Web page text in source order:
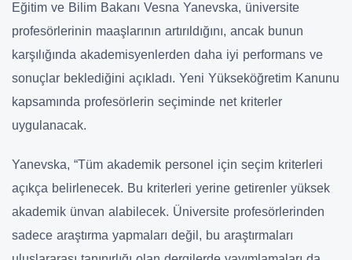
Eğitim ve Bilim Bakanı Vesna Yanevska, üniversite
profesörlerinin maaşlarının artırıldığını, ancak bunun
karşılığında akademisyenlerden daha iyi performans ve
sonuçlar beklediğini açıkladı. Yeni Yükseköğretim Kanunu
kapsamında profesörlerin seçiminde net kriterler
uygulanacak.
Yanevska, “Tüm akademik personel için seçim kriterleri
açıkça belirlenecek. Bu kriterleri yerine getirenler yüksek
akademik ünvan alabilecek. Üniversite profesörlerinden
sadece araştırma yapmaları değil, bu araştırmaları